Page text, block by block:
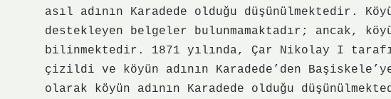
asıl adının Karadede olduğu düşünülmektedir.
destekleyen belgeler bulunmamaktadır; ancak,
bilinmektedir. 1871 yılında, Çar Nikolay I
çizildi ve köyün adının Karadede’den
olarak köyün adının Karadede olduğu